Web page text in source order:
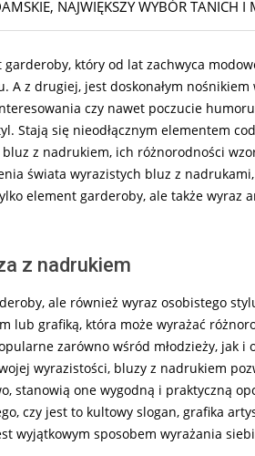
, NAJWIĘKSZY WYBÓR TANICH
który od lat zachwyca
z drugiej, jest doskonałym
czy nawet poczucie
Stają się nieodłącznym elementem
z nadrukiem, ich różnorodności
świata wyrazistych bluz z
element garderoby, ale także wyraz
z nadrukiem
ale również wyraz osobistego
lub grafiką, która może wyrażać
zarówno wśród młodzieży, jak i
wyrazistości, bluzy z nadrukiem
stanowią one wygodną i praktyczną
czy jest to kultowy slogan, grafika
wyjątkowym sposobem wyrażania